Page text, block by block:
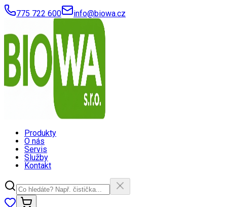
775 722 600 info@biowa.cz
Produkty
O nás
Servis
Služby
Kontakt